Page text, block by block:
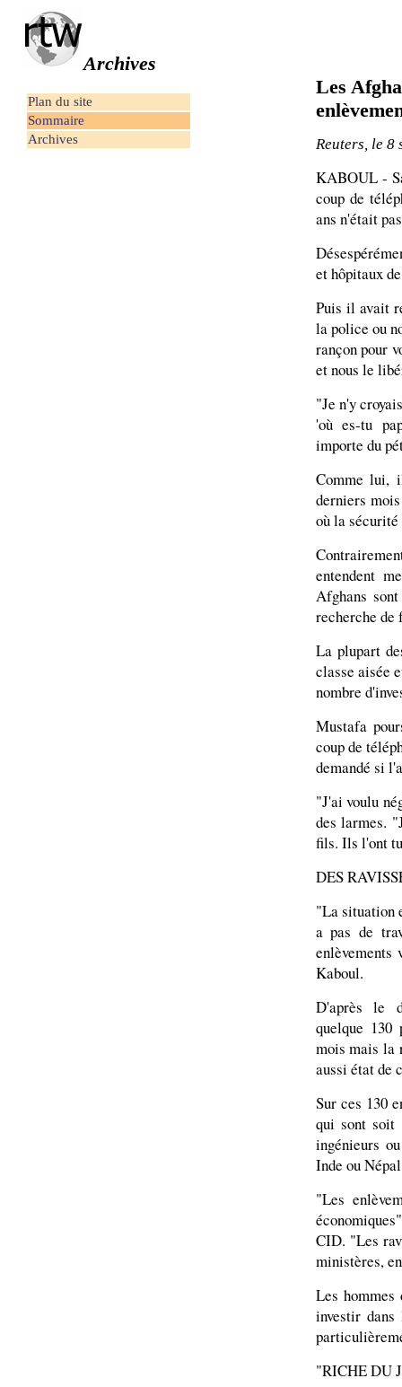
Archives
Plan du site
Sommaire
Archives
Les
Reuters, le 8
KABOUL -
coup de
ans n'était
et hôpitaux
Puis il avait
la police ou
rançon pour
et nous le
"Je n'y
'où es-tu
importe du
Comme lui,
derniers
où la
entendent
Afghans
recherche de
La plupart
classe aisée
nombre
Mustafa
coup de
demandé si
"J'ai voulu
des larmes.
fils. Ils l'ont
DES
"La situation
a pas de
enlèvements
Kaboul.
D'après le
quelque 130
mois mais la
aussi état de
Sur ces 130
qui sont soit
ingénieurs
Inde ou
"Les
CID. "Les
ministères,
Les
investir
"RICHE DU